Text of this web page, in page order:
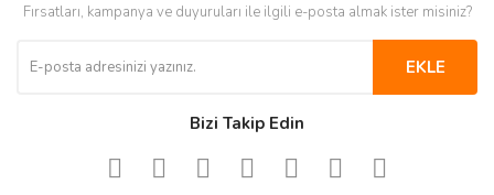
Fırsatları, kampanya ve duyuruları ile ilgili e-posta almak ister misiniz?
EKLE
Bizi Takip Edin